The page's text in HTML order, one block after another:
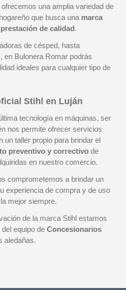
una amplia variedad de
que busca una marca
de calidad.
de césped, hasta
en Bulonera Romar podrás
ideales para cualquier tipo de
Stihl en Luján
tecnología en máquinas, ser
nos permite ofrecer servicios
un taller propio para brindar el
preventivo y correctivo de
en nuestro comercio.
comprometemos a brindar un
experiencia de compra y de uso
mejor siempre.
de la marca Stihl estamos
equipo de Concesionarios
aledañas.